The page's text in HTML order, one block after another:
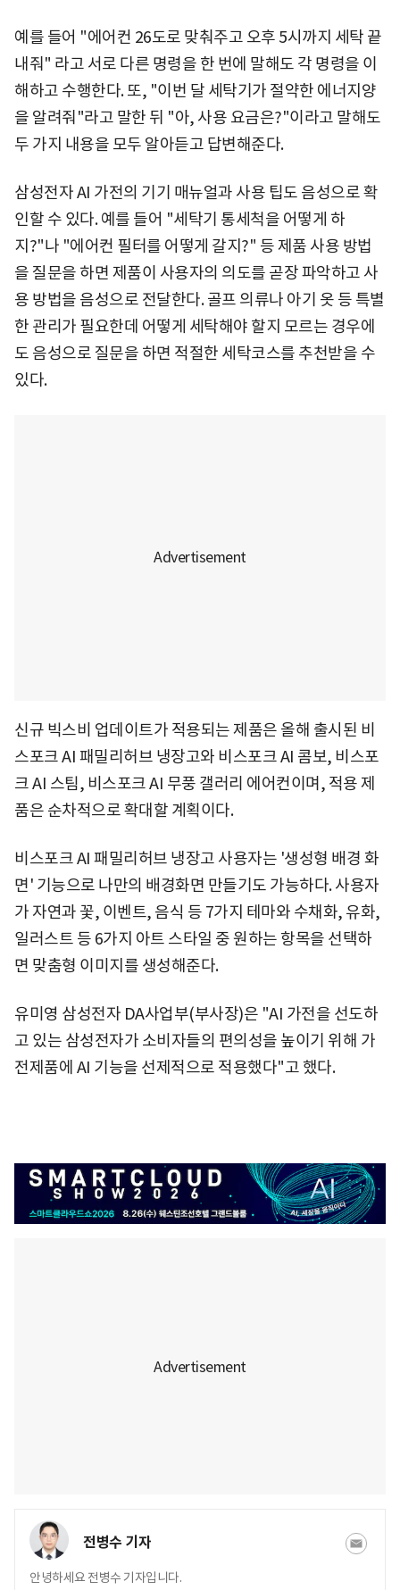
예를 들어 "에어컨 26도로 맞춰주고 오후 5시까지 세탁 끝
내줘" 라고 서로 다른 명령을 한 번에 말해도 각 명령을 이
해하고 수행한다. 또, "이번 달 세탁기가 절약한 에너지양
을 알려줘"라고 말한 뒤 "아, 사용 요금은?"이라고 말해도
두 가지 내용을 모두 알아듣고 답변해준다.
삼성전자 AI 가전의 기기 매뉴얼과 사용 팁도 음성으로 확
인할 수 있다. 예를 들어 "세탁기 통세척을 어떻게 하
지?"나 "에어컨 필터를 어떻게 갈지?" 등 제품 사용 방법
을 질문을 하면 제품이 사용자의 의도를 곧장 파악하고 사
용 방법을 음성으로 전달한다. 골프 의류나 아기 옷 등 특별
한 관리가 필요한데 어떻게 세탁해야 할지 모르는 경우에
도 음성으로 질문을 하면 적절한 세탁코스를 추천받을 수
있다.
신규 빅스비 업데이트가 적용되는 제품은 올해 출시된 비
스포크 AI 패밀리허브 냉장고와 비스포크 AI 콤보, 비스포
크 AI 스팀, 비스포크 AI 무풍 갤러리 에어컨이며, 적용 제
품은 순차적으로 확대할 계획이다.
비스포크 AI 패밀리허브 냉장고 사용자는 '생성형 배경 화
면' 기능으로 나만의 배경화면 만들기도 가능하다. 사용자
가 자연과 꽃, 이벤트, 음식 등 7가지 테마와 수채화, 유화,
일러스트 등 6가지 아트 스타일 중 원하는 항목을 선택하
면 맞춤형 이미지를 생성해준다.
유미영 삼성전자 DA사업부(부사장)은 "AI 가전을 선도하
고 있는 삼성전자가 소비자들의 편의성을 높이기 위해 가
전제품에 AI 기능을 선제적으로 적용했다"고 했다.
전병수 기자
안녕하세요 전병수 기자입니다.